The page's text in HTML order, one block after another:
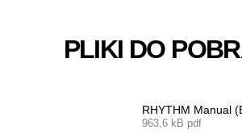
PLIKI DO
RHYTHM Manual
963,6 kB pdf